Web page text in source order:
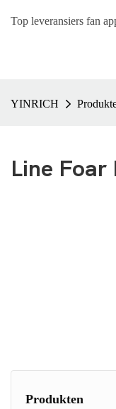
Top leveransiers fan
YINRICH
Line Foar
Produkten